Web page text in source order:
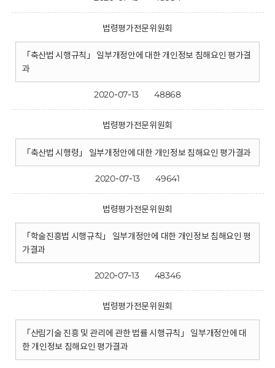
법령평가전문위원회
「축산법 시행규칙」 일부개정안에 대한 개인정보 침해요인 평가결
과
2020-07-13 48868
법령평가전문위원회
「축산법 시행령」 일부개정안에 대한 개인정보 침해요인 평가결과
2020-07-13 49641
법령평가전문위원회
「학술진흥법 시행규칙」 일부개정안에 대한 개인정보 침해요인 평
가결과
2020-07-13 48346
법령평가전문위원회
「산림기술 진흥 및 관리에 관한 법률 시행규칙」 일부개정안에 대
한 개인정보 침해요인 평가결과